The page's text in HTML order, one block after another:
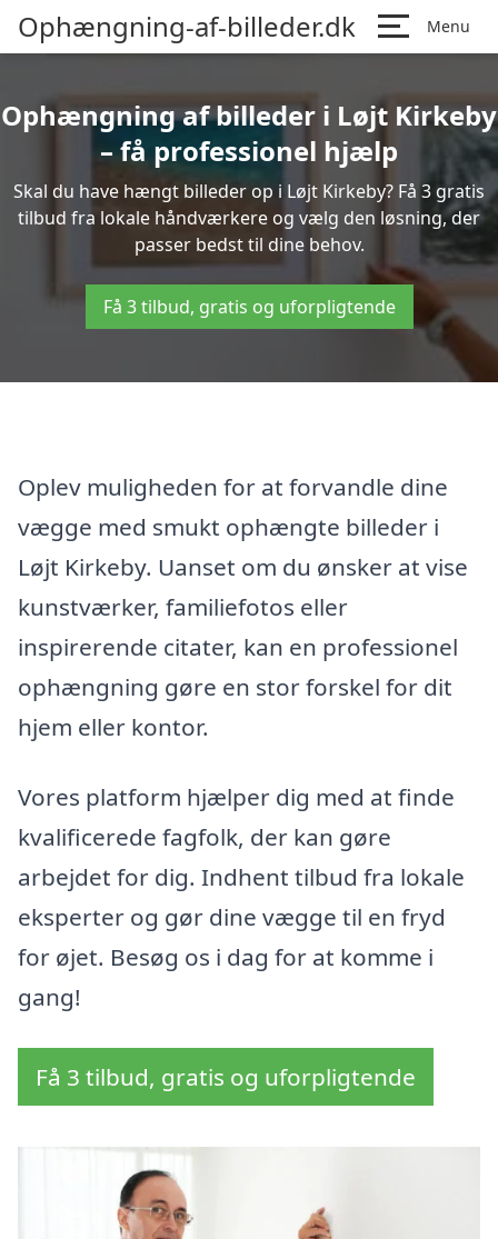
Ophængning-af-billeder.dk Menu
Ophængning af billeder i Løjt Kirkeby
– få professionel hjælp
Skal du have hængt billeder op i Løjt Kirkeby? Få 3 gratis
tilbud fra lokale håndværkere og vælg den løsning, der
passer bedst til dine behov.
Få 3 tilbud, gratis og uforpligtende
Oplev muligheden for at forvandle dine
vægge med smukt ophængte billeder i
Løjt Kirkeby. Uanset om du ønsker at vise
kunstværker, familiefotos eller
inspirerende citater, kan en professionel
ophængning gøre en stor forskel for dit
hjem eller kontor.
Vores platform hjælper dig med at finde
kvalificerede fagfolk, der kan gøre
arbejdet for dig. Indhent tilbud fra lokale
eksperter og gør dine vægge til en fryd
for øjet. Besøg os i dag for at komme i
gang!
Få 3 tilbud, gratis og uforpligtende